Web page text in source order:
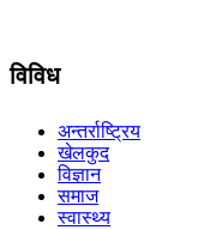
विविध
अन्तर्राष्ट्रिय
खेलकुद
विज्ञान
समाज
स्वास्थ्य